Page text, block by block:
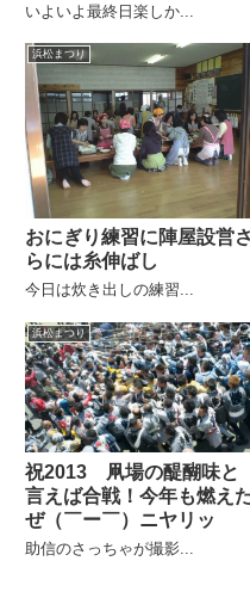
いよいよ最終日楽しか...
浜松まつり
おにぎり練習に陣屋設営さ
らには糸伸ばし
今日は炊き出しの練習...
浜松まつり
祝2013 凧場の醍醐味と
言えば合戦！今年も燃え
ぜ（￣ー￣）ニヤリッ
助信のさっちゃが撮影...